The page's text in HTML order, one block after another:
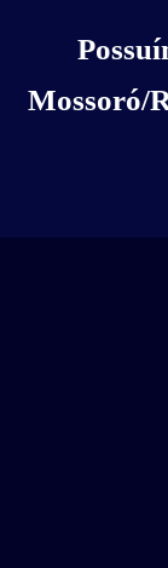
Mossoró/